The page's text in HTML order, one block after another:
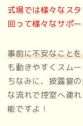
式場では様々なス
回って様々なサポ
事前に不安なこと
も動きやすくスム
ちなみに、披露宴
な流れで控室へ連
能ですよ！